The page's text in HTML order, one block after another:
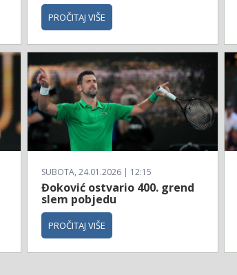
PROČITAJ VIŠE
SUBOTA, 24.01.2026 | 12:15
Đoković ostvario 400. grend
slem pobjedu
PROČITAJ VIŠE